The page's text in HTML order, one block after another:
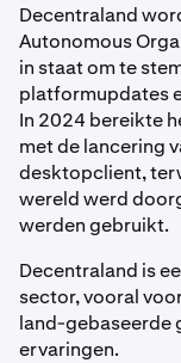
Decentraland
Autonomous
in staat om te
platformupdates
In 2024 bereikte
met de lancering
desktopclient,
wereld werd
werden gebruikt.
Decentraland is
sector, vooral
land-gebaseerde
ervaringen.